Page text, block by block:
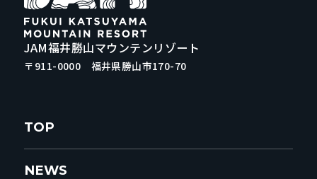
JAM福井勝山マウンテンリゾート
〒911-0000 福井県勝山市170-70
TOP
NEWS